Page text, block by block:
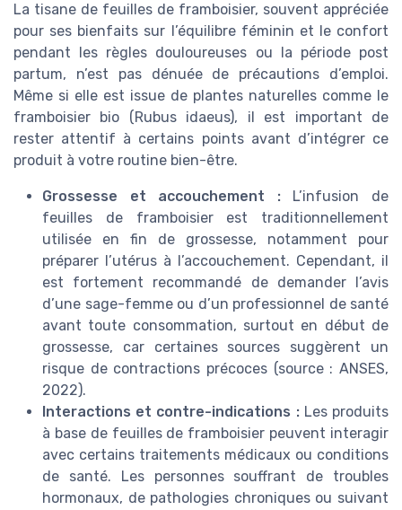
La tisane de feuilles de framboisier, souvent appréciée
pour ses bienfaits sur l’équilibre féminin et le confort
pendant les règles douloureuses ou la période post
partum, n’est pas dénuée de précautions d’emploi.
Même si elle est issue de plantes naturelles comme le
framboisier bio (Rubus idaeus), il est important de
rester attentif à certains points avant d’intégrer ce
produit à votre routine bien-être.
Grossesse et accouchement :L’infusion de
feuilles de framboisier est traditionnellement
utilisée en fin de grossesse, notamment pour
préparer l’utérus à l’accouchement. Cependant, il
est fortement recommandé de demander l’avis
d’une sage-femme ou d’un professionnel de santé
avant toute consommation, surtout en début de
grossesse, car certaines sources suggèrent un
risque de contractions précoces (source : ANSES,
2022).
Interactions et contre-indications :Les produits
à base de feuilles de framboisier peuvent interagir
avec certains traitements médicaux ou conditions
de santé. Les personnes souffrant de troubles
hormonaux, de pathologies chroniques ou suivant